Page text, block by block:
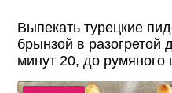
Выпекать турецкие
брынзой в разогретой
минут 20, до румяного